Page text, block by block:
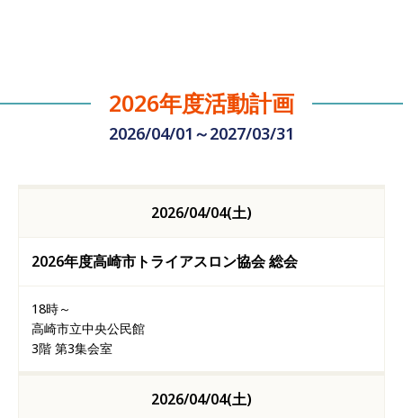
2026年度活動計画
2026/04/01～2027/03/31
2026/04/04(土)
2026年度高崎市トライアスロン協会 総会
18時～
高崎市立中央公民館
3階 第3集会室
2026/04/04(土)